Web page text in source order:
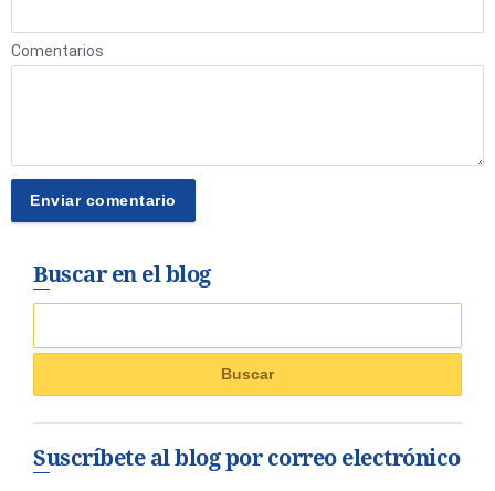
Comentarios
Buscar en el blog
Suscríbete al blog por correo electrónico